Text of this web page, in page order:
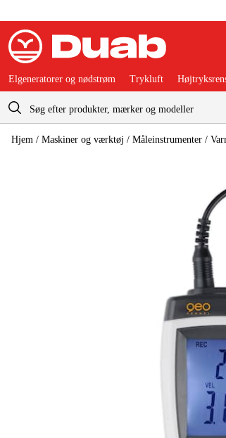
Indkøbskurv
Elgeneratorer og nødstrøm Trykluft
Hjem / Maskiner og værktøj / Måleinstrumenter /